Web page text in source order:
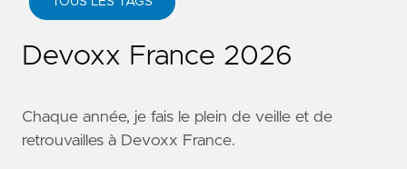
Devoxx France 2026
Chaque année, je fais le plein de veille et de
retrouvailles à Devoxx France.